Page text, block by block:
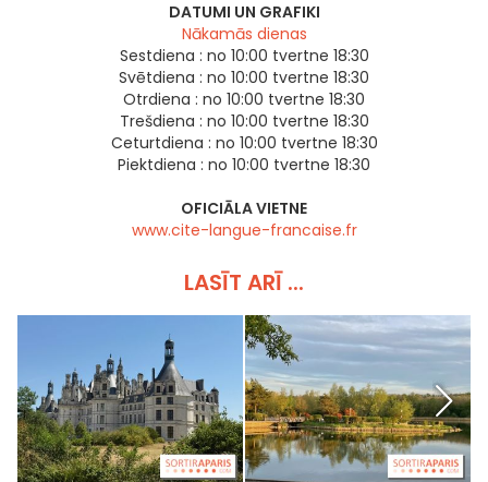
DATUMI UN GRAFIKI
Nākamās dienas
Sestdiena : no 10:00 tvertne 18:30
Svētdiena : no 10:00 tvertne 18:30
Otrdiena : no 10:00 tvertne 18:30
Trešdiena : no 10:00 tvertne 18:30
Ceturtdiena : no 10:00 tvertne 18:30
Piektdiena : no 10:00 tvertne 18:30
OFICIĀLA VIETNE
www.cite-langue-francaise.fr
LASĪT ARĪ ...